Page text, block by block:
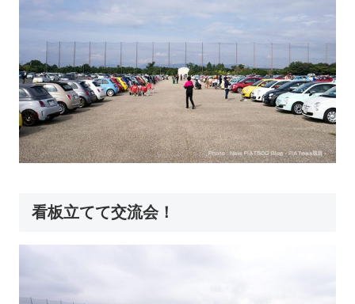
看板立てて交流会！